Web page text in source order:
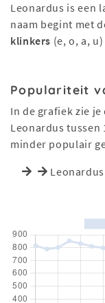
Leonardus is een
naam begint met
klinkers (e, o, a,
Populariteit
In de grafiek zie
Leonardus tussen
minder populair